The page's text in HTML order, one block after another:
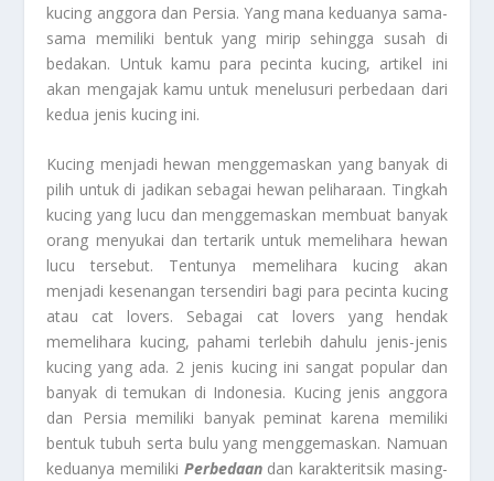
kucing anggora dan Persia. Yang mana keduanya sama-
sama memiliki bentuk yang mirip sehingga susah di
bedakan. Untuk kamu para pecinta kucing, artikel ini
akan mengajak kamu untuk menelusuri perbedaan dari
kedua jenis kucing ini.
Kucing menjadi hewan menggemaskan yang banyak di
pilih untuk di jadikan sebagai hewan peliharaan. Tingkah
kucing yang lucu dan menggemaskan membuat banyak
orang menyukai dan tertarik untuk memelihara hewan
lucu tersebut. Tentunya memelihara kucing akan
menjadi kesenangan tersendiri bagi para pecinta kucing
atau cat lovers. Sebagai cat lovers yang hendak
memelihara kucing, pahami terlebih dahulu jenis-jenis
kucing yang ada. 2 jenis kucing ini sangat popular dan
banyak di temukan di Indonesia. Kucing jenis anggora
dan Persia memiliki banyak peminat karena memiliki
bentuk tubuh serta bulu yang menggemaskan. Namuan
keduanya memiliki Perbedaandan karakteritsik masing-